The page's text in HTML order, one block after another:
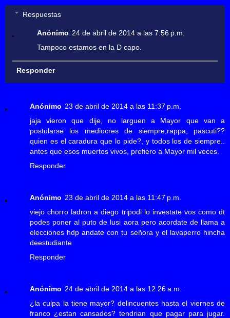
Respuestas
Anónimo 24 de abril de 2014 a las 7:56 p.m.
Tampoco estamos en la D capo.
Responder
Anónimo 23 de abril de 2014 a las 11:37 p.m.
jaja vieron que dije, no larguen a Mayor que van a
postularse los mediocres de siempre,rappa, pascuti??
quien es el caradura que lo pide?, y todos los de siempre..
antes que esos muertos vivos, prefiero a Mayor mil veces.
Responder
Anónimo 23 de abril de 2014 a las 11:47 p.m.
viejo chorro ladron a diego tripodi lo investate vos como dt
podes poner al puto de lusi aora pero acordate de llama a
elecciones hdp andate con tu señora y el lavaperro hincha
deestudiante
Responder
Anónimo 24 de abril de 2014 a las 12:26 a.m.
¿la culpa la tiene mayor? delincuentes hasta el viernes de
franco ¿estan cansados? tendrian que pagar para jugar.